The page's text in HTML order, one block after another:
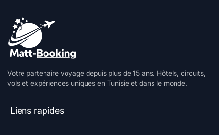
Votre partenaire voyage depuis plus de 15 ans. Hôtels, circuits,
vols et expériences uniques en Tunisie et dans le monde.
Liens rapides